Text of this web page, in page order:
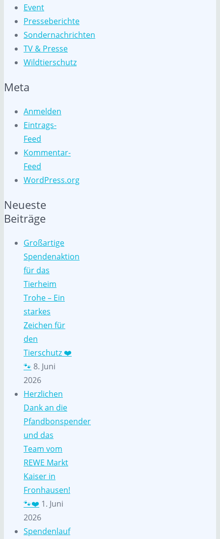
Event
Presseberichte
Sondernachrichten
TV & Presse
Wildtierschutz
Meta
Anmelden
Eintrags-
Feed
Kommentar-
Feed
WordPress.org
Neueste
Beiträge
Großartige
Spendenaktion
für das
Tierheim
Trohe – Ein
starkes
Zeichen für
den
Tierschutz ❤️
🐾 8. Juni
2026
Herzlichen
Dank an die
Pfandbonspender
und das
Team vom
REWE Markt
Kaiser in
Fronhausen!
🐾❤️ 1. Juni
2026
Spendenlauf